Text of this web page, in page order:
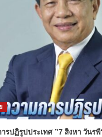
รปฏิรูปประเทศ ”7 สิงหา วันร